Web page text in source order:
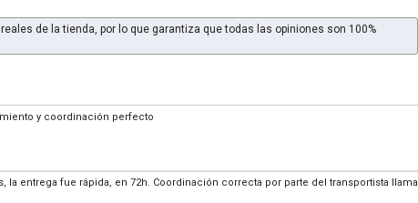
de la tienda, por lo que garantiza que todas las opiniones son 100%
y coordinación perfecto
la entrega fue rápida, en 72h. Coordinación correcta por parte del transportista